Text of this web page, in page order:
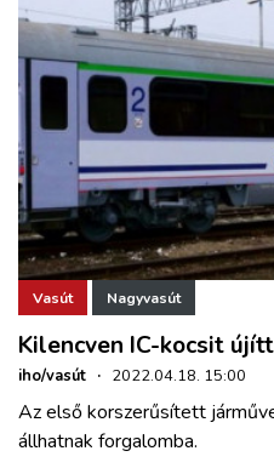
Vasút Nagyvasút
Kilencven IC-kocsit
iho/vasút · 2022.04.18. 15:00
Az első korszerűsített
állhatnak forgalomba.